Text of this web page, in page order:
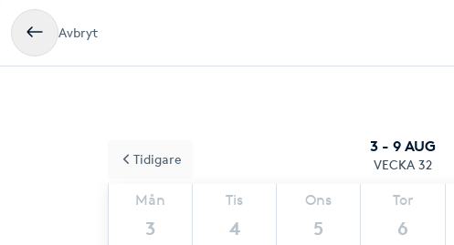
Avbryt
3 - 9 AUG
VECKA 32
Mån
3
Tis
4
Ons
5
Tor
6
Tidigare